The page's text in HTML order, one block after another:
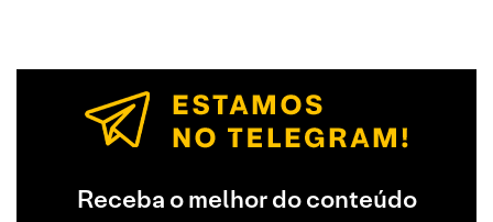
Receba o melhor do conteúdo